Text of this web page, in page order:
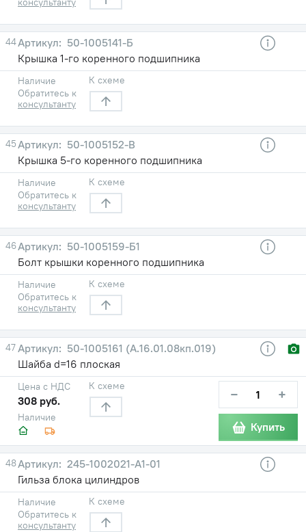
44
50-1005141-Б
Крышка 1-го коренного подшипника
Наличие
Обратитесь к
консультанту
К схеме
45
50-1005152-В
Крышка 5-го коренного подшипника
Наличие
Обратитесь к
консультанту
К схеме
46
50-1005159-Б1
Болт крышки коренного подшипника
Наличие
Обратитесь к
консультанту
К схеме
47
50-1005161 (А.16.01.08кп.019)
Шайба d=16 плоская
Наличие
Цена с НДС
308 руб.
К схеме − +
Купить
48
245-1002021-А1-01
Гильза блока цилиндров
Наличие
Обратитесь к
консультанту
К схеме